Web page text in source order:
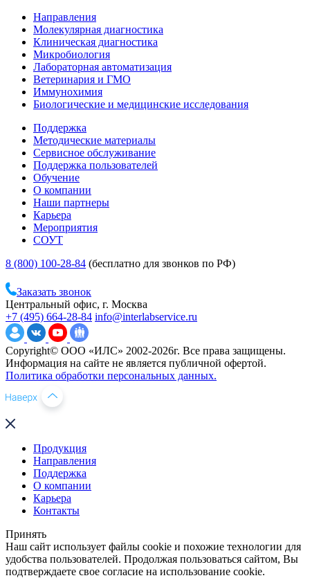
Направления
Молекулярная диагностика
Клиническая диагностика
Микробиология
Лабораторная автоматизация
Ветеринария и ГМО
Иммунохимия
Биологические и медицинские исследования
Поддержка
Методические материалы
Сервисное обслуживание
Поддержка пользователей
Обучение
О компании
Наши партнеры
Карьера
Мероприятия
СОУТ
8 (800) 100-28-84 (бесплатно для звонков по РФ)
Заказать звонок
Центральный офис, г. Москва
+7 (495) 664-28-84 info@interlabservice.ru
Copyright© ООО «ИЛС» 2002-2026г. Все права защищены.
Информация на сайте не является публичной офертой.
Политика обработки персональных данных.
Продукция
Направления
Поддержка
О компании
Карьера
Контакты
Принять
Наш сайт использует файлы cookie и похожие технологии для
удобства пользователей. Продолжая пользоваться сайтом, Вы
подтверждаете свое согласие на использование cookie.